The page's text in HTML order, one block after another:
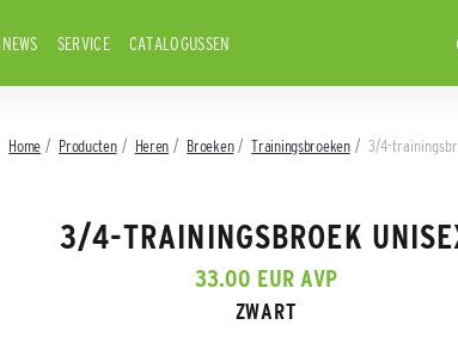
NEWS SERVICE CATALOGUSSEN
Home Producten Heren Broeken Trainingsbroeken 3/4-
3/4-TRAININGSBROEK
33.00 EUR AVP
ZWART